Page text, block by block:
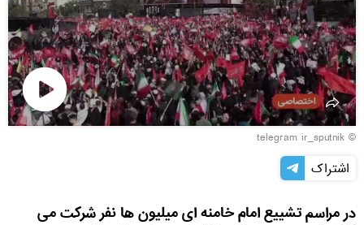
پخش © telegram ir_sputnik
اشتراک
در مراسم تشییع امام خامنه ای میلیون ها نفر شرکت می